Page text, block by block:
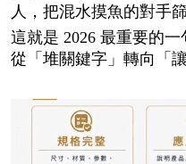
人，把混水摸魚的對手篩
這就是 2026 最重要的
從「堆關鍵字」轉向「